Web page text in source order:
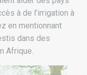
à de l’irrigation à
en mentionnant
dans des
Afrique.